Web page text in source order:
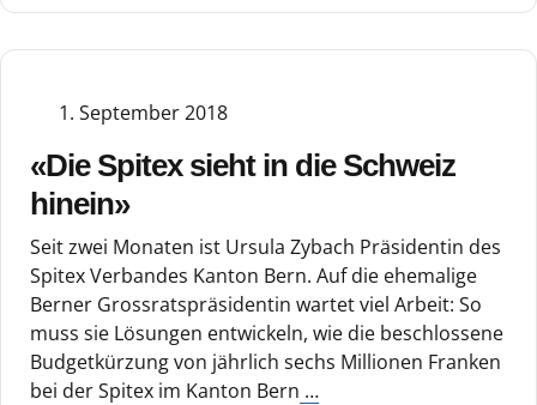
1. September 2018
«Die Spitex sieht in die Schweiz
hinein»
Seit zwei Monaten ist Ursula Zybach Präsidentin des
Spitex Verbandes Kanton Bern. Auf die ehemalige
Berner Grossratspräsidentin wartet viel Arbeit: So
muss sie Lösungen entwickeln, wie die beschlossene
Budgetkürzung von jährlich sechs Millionen Franken
bei der Spitex im Kanton Bern …